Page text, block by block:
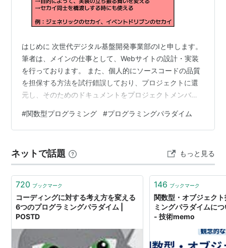
はじめに 次世代デジタル基盤開発事業部のIと申します。
筆者は、メインの仕事として、Webサイトの設計・実装
を行っております。 また、個人的にソースコードの品質
を担保する方法を試行錯誤しており、プロジェクトに還
元し、そのためのドキュメントをプロジェクトメンバー
質担保に大きく寄与するプログラミングパラダイム、関
数型プログラミングについて筆者なりの考えなどを共有
#関数型プログラミング #プログラミングパラダイム
ネットで話題 もっと見る
720 ブックマーク
コーディングに対する考え方を変える
6つのプログラミングパラダイム |
POSTD
146 ブックマーク
関数型・オブジェク
ミングパラダイムに
- 技術memo